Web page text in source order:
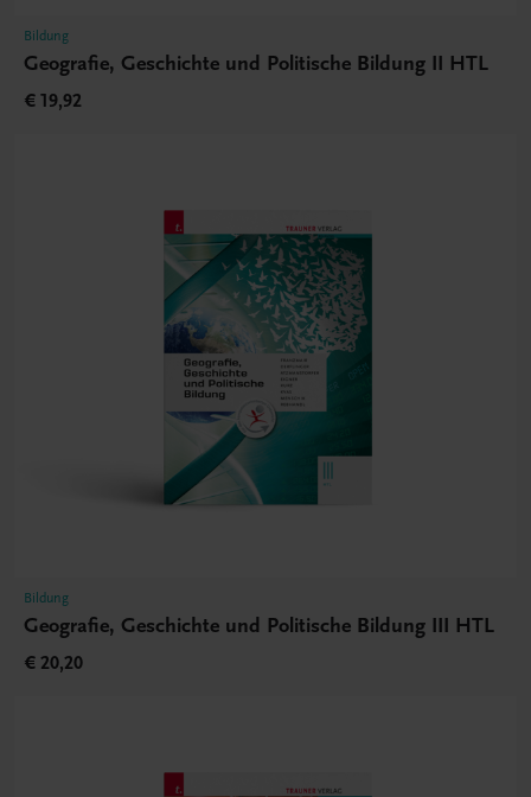
Bildung
Geografie, Geschichte und Politische Bildung II HTL
€ 19,92
Bildung
Geografie, Geschichte und Politische Bildung III HTL
€ 20,20